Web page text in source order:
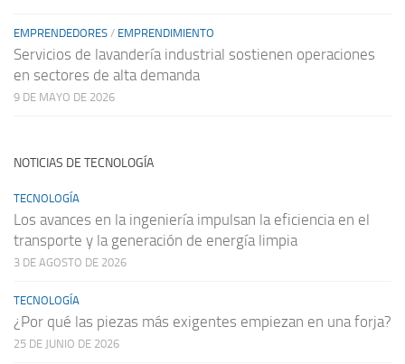
EMPRENDEDORES / EMPRENDIMIENTO
Servicios de lavandería industrial sostienen operaciones
en sectores de alta demanda
9 DE MAYO DE 2026
NOTICIAS DE TECNOLOGÍA
TECNOLOGÍA
Los avances en la ingeniería impulsan la eficiencia en el
transporte y la generación de energía limpia
3 DE AGOSTO DE 2026
TECNOLOGÍA
¿Por qué las piezas más exigentes empiezan en una forja?
25 DE JUNIO DE 2026